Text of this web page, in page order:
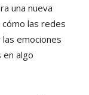
una nueva
las redes
emociones
en algo